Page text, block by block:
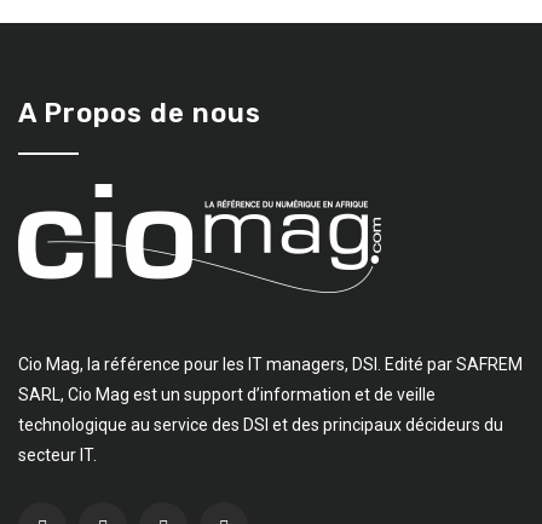
A Propos de nous
Cio Mag, la référence pour les IT managers, DSI. Edité par SAFREM
SARL, Cio Mag est un support d’information et de veille
technologique au service des DSI et des principaux décideurs du
secteur IT.